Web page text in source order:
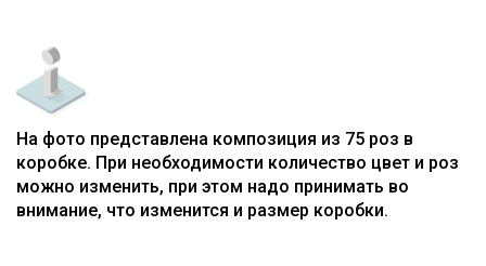
На фото представлена композиция из 75 роз в
коробке. При необходимости количество цвет и роз
можно изменить, при этом надо принимать во
внимание, что изменится и размер коробки.